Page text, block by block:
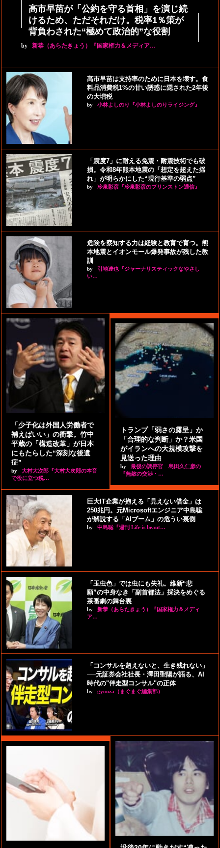
高市早苗が「公約を守る首相」を演じ続
けるため、ただそれだけ。税率1％策が
背負わされた“極めて政治的”な役割
by 新恭（あらたきょう）『国家権力＆メディア…
高市早苗は支持率のために日本を壊す。食
料品消費税1%の甘い誘惑に隠された2年後
の大増税
by 小林よしのり『小林よしのりライジング』
「震度7」に耐える免震・耐震技術でも破
損。令和8年熊本地震の「想定を超えた揺
れ」が明らかにした“現行基準の弱点”
by 冷泉彰彦『冷泉彰彦のプリンストン通信』
危険を察知する力は経験と教育で育つ。熊
本地震とイオンモール爆発事故が残した教
訓
by
引地達也『ジャーナリスティックなやさし
い…
「少子化は外国人労働者で
補えばいい」の衝撃。竹中
平蔵の「構造改革」が日本
にもたらした“深刻な後遺
症”
by
大村大次郎『大村大次郎の本音
で役に立つ税…
トランプ「弱さの露呈」か
「合理的な判断」か？米国
がイランへの大規模攻撃を
見送った理由
by
最後の調停官 島田久仁彦の
『無敵の交渉・…
巨大IT企業が抱える「見えない借金」は
250兆円。元Microsoftエンジニア中島聡
が解説する「AIブーム」の危うい裏側
by 中島聡『週刊 Life is beaut…
「玉虫色」では虫にも失礼。維新“悲
願”の中身なき「副首都法」採決をめぐる
茶番劇の舞台裏
by
新恭（あらたきょう）『国家権力＆メディ
ア…
「コンサルを超えないと、生き残れない」
──元証券会社社長・澤田聖陽が語る、AI
時代の"伴走型コンサル"の正体
by gyouza（まぐまぐ編集部）